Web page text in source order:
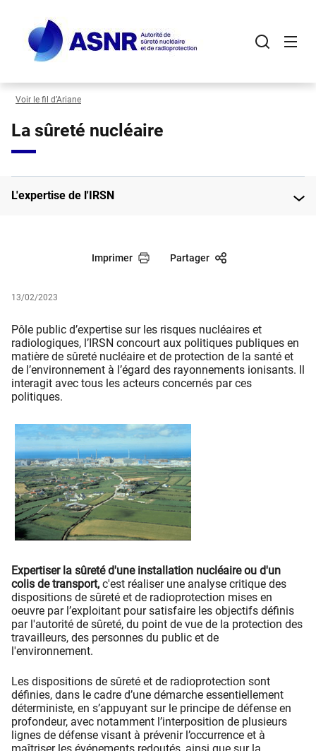
contenu
principal
Voir le fil d’Ariane
La sûreté nucléaire
L'expertise de l'IRSN
Imprimer Partager
13/02/2023
Pôle public d’expertise sur les risques nucléaires et
radiologiques, l’IRSN concourt aux politiques publiques en
matière de sûreté nucléaire et de protection de la santé et
de l’environnement à l’égard des rayonnements ionisants. Il
interagit avec tous les acteurs concernés par ces
politiques.
Expertiser la sûreté d'une installation nucléaire ou d'un
colis de transport, c'est réaliser une analyse critique des
dispositions de sûreté et de radioprotection mises en
oeuvre par l’exploitant pour satisfaire les objectifs définis
par l'autorité de sûreté, du point de vue de la protection des
travailleurs, des personnes du public et de
l'environnement.
Les dispositions de sûreté et de radioprotection sont
définies, dans le cadre d’une démarche essentiellement
déterministe, en s’appuyant sur le principe de défense en
profondeur, avec notamment l’interposition de plusieurs
lignes de défense visant à prévenir l’occurrence et à